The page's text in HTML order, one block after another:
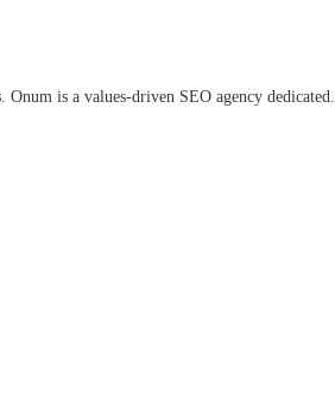
is a values-driven SEO agency dedicated.